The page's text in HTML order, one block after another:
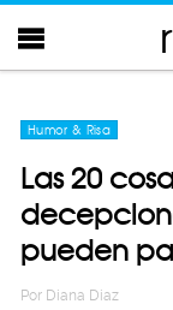
Humor & Risa
Las 20
pueden
Por Diana Diaz